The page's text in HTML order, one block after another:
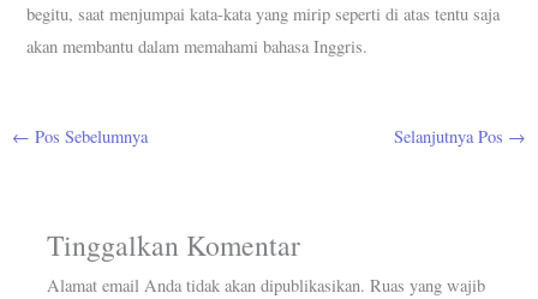
begitu, saat menjumpai kata-kata yang mirip seperti di atas tentu saja
akan membantu dalam memahami bahasa Inggris.
← Pos Sebelumnya Selanjutnya Pos →
Tinggalkan Komentar
Alamat email Anda tidak akan dipublikasikan. Ruas yang wajib